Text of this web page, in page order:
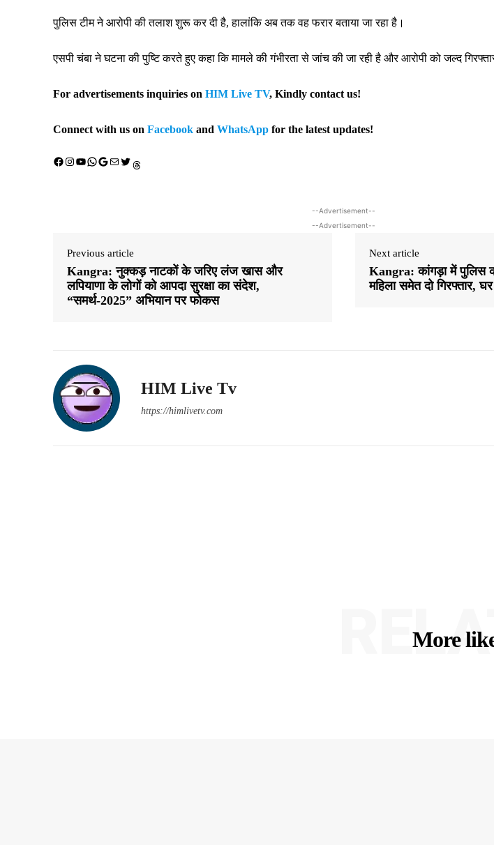
पुलिस टीम ने आरोपी की तलाश शुरू कर दी है, हालांकि अब तक वह फरार बताया जा रहा है।
एसपी चंबा ने घटना की पुष्टि करते हुए कहा कि मामले की गंभीरता से जांच की जा रही है और आरोपी को जल्द
For advertisements inquiries on HIM Live TV, Kindly contact us!
Connect with us on Facebook and WhatsApp for the latest updates!
Facebook Instagram YouTube WhatsApp Google Mail X (Twitter) Threads
--Advertisement--
--Advertisement--
Previous article
Kangra: नुक्कड़ नाटकों के जरिए लंज खास और
लपियाणा के लोगों को आपदा सुरक्षा का संदेश,
“समर्थ-2025” अभियान पर फोकस
Next article
Kangra: कांगड़ा में पुलिस की
महिला समेत दो गिरफ्तार,
HIM Live Tv
https://himlivetv.com
More